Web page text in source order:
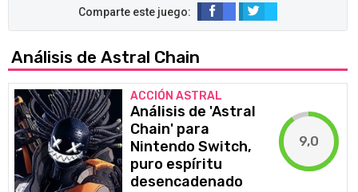
Análisis de Astral Chain
ACCIÓN ASTRAL
Análisis de 'Astral
Chain' para
Nintendo Switch,
puro espíritu
desencadenado
9,0